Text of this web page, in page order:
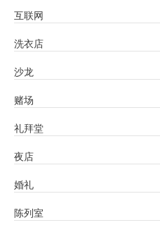
互联网
洗衣店
沙龙
赌场
礼拜堂
夜店
婚礼
陈列室